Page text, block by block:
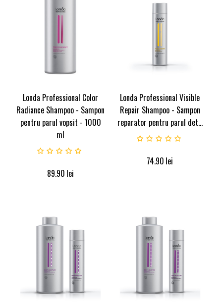
Londa Professional Color
Radiance Shampoo - Sampon
pentru parul vopsit - 1000
ml
89.90 lei
Londa Professional Visible
Repair Shampoo - Sampon
reparator pentru parul det...
74.90 lei